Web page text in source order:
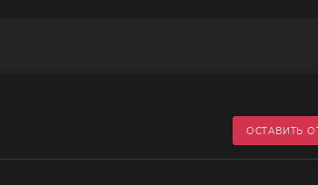
ОСТАВИТЬ